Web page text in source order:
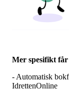
Mer spesifikt
- Automatisk
IdrettenOnline